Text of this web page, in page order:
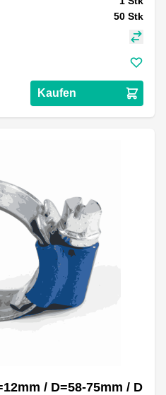
50 Stk
Kaufen
/ D=58-75mm / D